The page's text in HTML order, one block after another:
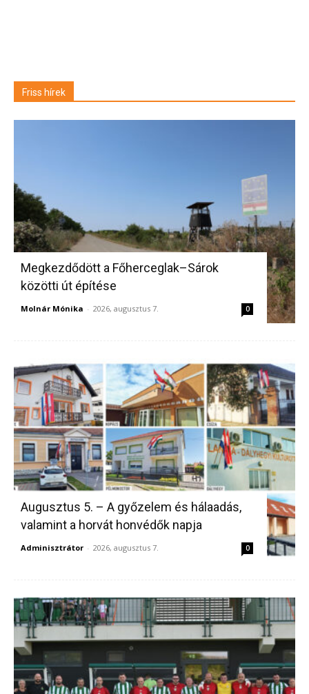
Friss hírek
Megkezdődött a Főherceglak–Sárok
közötti út építése
Molnár Mónika - 2026, augusztus 7. 0
Augusztus 5. – A győzelem és hálaadás,
valamint a horvát honvédők napja
Adminisztrátor - 2026, augusztus 7. 0